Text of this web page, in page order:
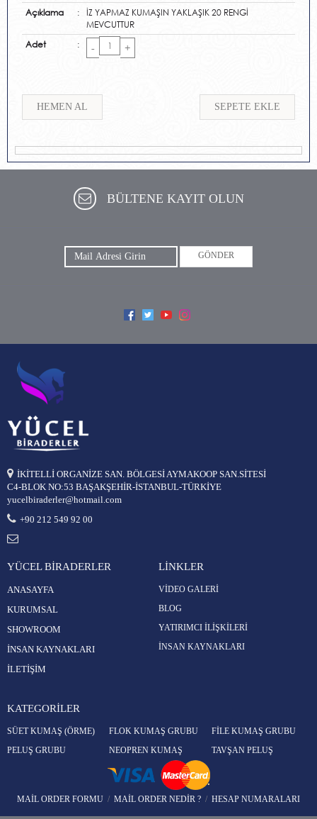
Açıklama
: İZ YAPMAZ KUMAŞIN YAKLAŞIK 20 RENGİ
MEVCUTTUR
Adet
: - +
HEMEN AL SEPETE EKLE
BÜLTENE KAYIT OLUN
GÖNDER
İKİTELLİ ORGANİZE SAN. BÖLGESİ AYMAKOOP SAN.SİTESİ
C4-BLOK NO:53 BAŞAKŞEHİR-İSTANBUL-TÜRKİYE
yucelbiraderler@hotmail.com
+90 212 549 92 00
YÜCEL BİRADERLER
ANASAYFA
KURUMSAL
SHOWROOM
İNSAN KAYNAKLARI
İLETİŞİM
LİNKLER
VİDEO GALERİ
BLOG
YATIRIMCI İLİŞKİLERİ
İNSAN KAYNAKLARI
KATEGORİLER
SÜET KUMAŞ (ÖRME)
PELUŞ GRUBU
FLOK KUMAŞ GRUBU
NEOPREN KUMAŞ
FİLE KUMAŞ GRUBU
TAVŞAN PELUŞ
MAİL ORDER FORMU / MAİL ORDER NEDİR ? / HESAP NUMARALARI